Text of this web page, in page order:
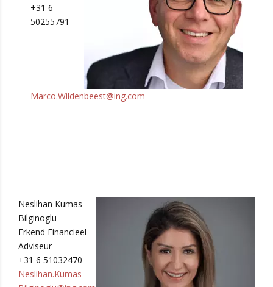
+31 6
50255791
Marco.Wildenbeest@ing.com
Neslihan Kumas-
Bilginoglu
Erkend Financieel
Adviseur
+31 6 51032470
Neslihan.Kumas-